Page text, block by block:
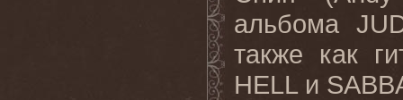
альбома
также как
HELLи